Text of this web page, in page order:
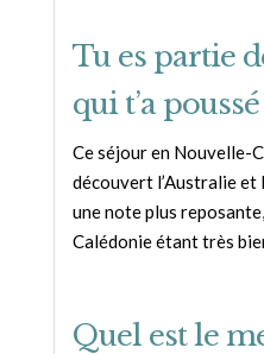
Tu es partie
qui t’a
Ce séjour en Nouvelle-
découvert l’Australie et
une note plus
Calédonie étant très
Quel est le